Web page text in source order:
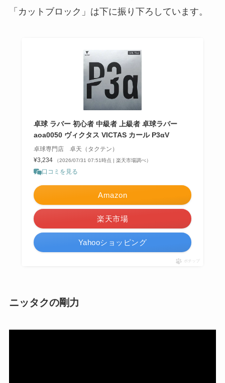
「カットブロック」は下に振り下ろしています。
卓球 ラバー 初心者 中級者 上級者 卓球ラバー
aoa0050 ヴィクタス VICTAS カール P3αV
卓球専門店 卓天（タクテン）
¥3,234
（2026/07/31 07:51時点 | 楽天市場調べ）
口コミを見る
Amazon
楽天市場
Yahooショッピング
ポチップ
ニッタクの剛力